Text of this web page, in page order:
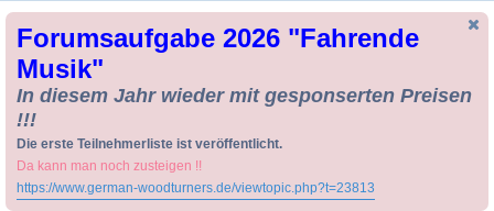
Forumsaufgabe 2026 "Fahrende
Musik"
In diesem Jahr wieder mit gesponserten Preisen
!!!
Die erste Teilnehmerliste ist veröffentlicht.
Da kann man noch zusteigen !!
https://www.german-woodturners.de/viewtopic.php?t=23813